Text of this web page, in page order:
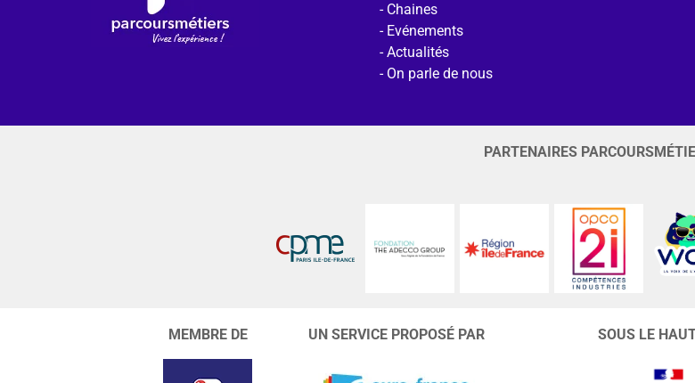
Chaines
Evénements
Actualités
On parle de nous
PARTENAIRES
MEMBRE DE UN SERVICE PROPOSÉ PAR SOUS LE